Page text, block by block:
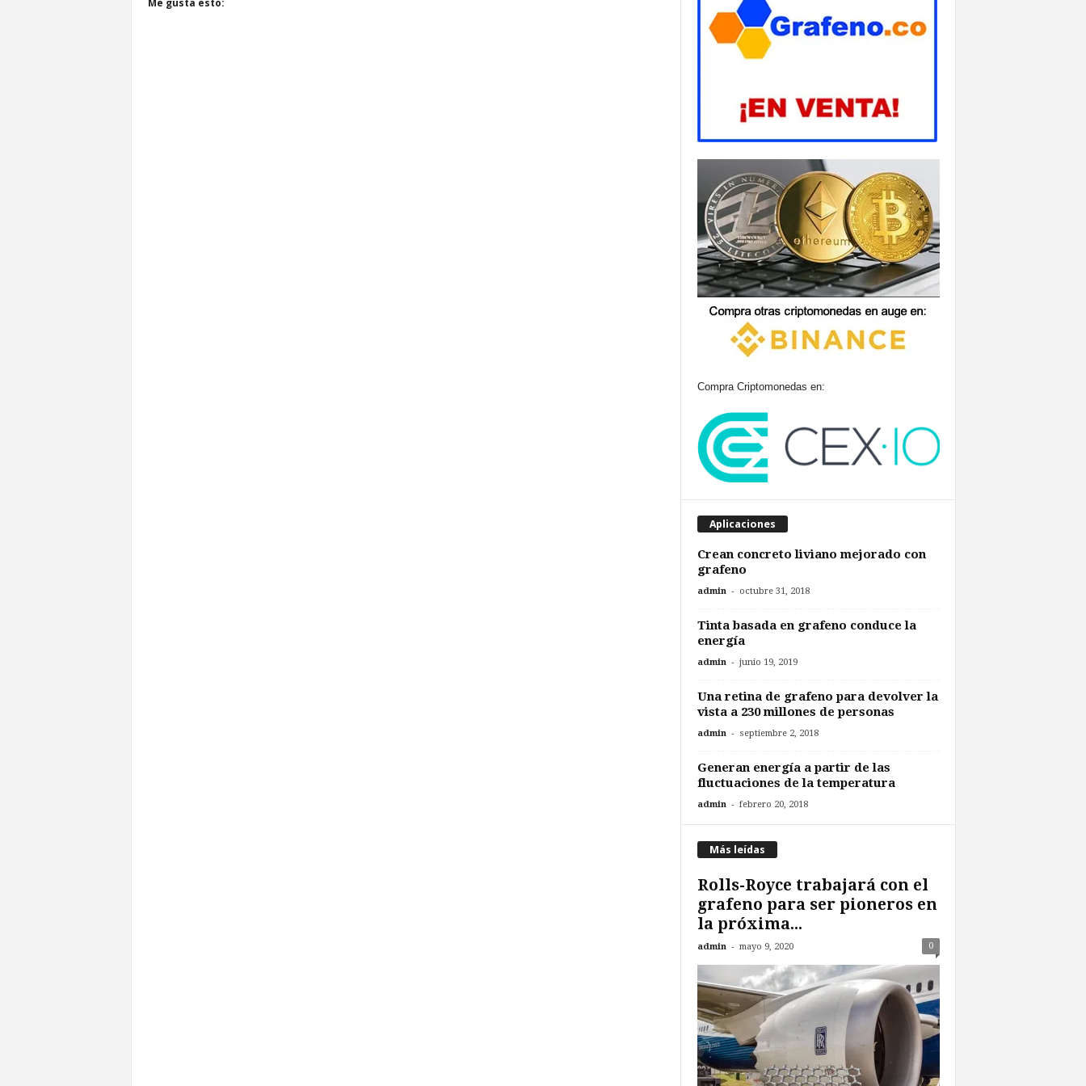
Me gusta esto:
Compra Criptomonedas en:
Aplicaciones
Crean concreto liviano mejorado con
grafeno
admin - octubre 31, 2018
Tinta basada en grafeno conduce la
energía
admin - junio 19, 2019
Una retina de grafeno para devolver la
vista a 230 millones de personas
admin - septiembre 2, 2018
Generan energía a partir de las
fluctuaciones de la temperatura
admin - febrero 20, 2018
Más leídas
Rolls-Royce trabajará con el
grafeno para ser pioneros en
la próxima...
admin - mayo 9, 2020 0